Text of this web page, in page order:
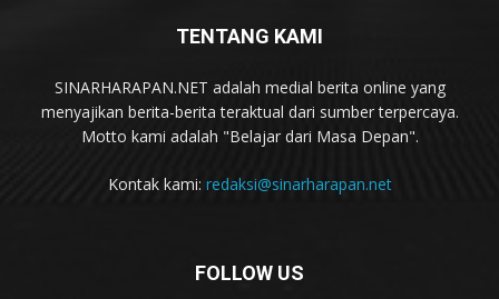
TENTANG KAMI
SINARHARAPAN.NET adalah medial berita online yang
menyajikan berita-berita teraktual dari sumber terpercaya.
Motto kami adalah "Belajar dari Masa Depan".
Kontak kami: redaksi@sinarharapan.net
FOLLOW US